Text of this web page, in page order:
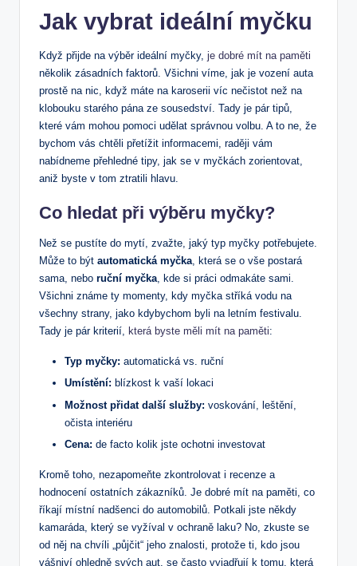
Jak vybrat ideální myčku
Když přijde na výběr ideální myčky, je dobré mít na paměti
několik zásadních faktorů. Všichni víme, jak je vození auta
prostě na nic, když máte na karoserii víc nečistot než na
klobouku starého pána ze sousedství. Tady je pár tipů,
které vám mohou pomoci udělat správnou volbu. A to ne, že
bychom vás chtěli přetížit informacemi, raději vám
nabídneme přehledné tipy, jak se v myčkách zorientovat,
aniž byste v tom ztratili hlavu.
Co hledat při výběru myčky?
Než se pustíte do mytí, zvažte, jaký typ myčky potřebujete.
Může to být automatická myčka, která se o vše postará
sama, nebo ruční myčka, kde si práci odmakáte sami.
Všichni známe ty momenty, kdy myčka stříká vodu na
všechny strany, jako kdybychom byli na letním festivalu.
Tady je pár kriterií, která byste měli mít na paměti:
Typ myčky: automatická vs. ruční
Umístění: blízkost k vaší lokaci
Možnost přidat další služby: voskování, leštění,
očista interiéru
Cena: de facto kolik jste ochotni investovat
Kromě toho, nezapomeňte zkontrolovat i recenze a
hodnocení ostatních zákazníků. Je dobré mít na paměti, co
říkají místní nadšenci do automobilů. Potkali jste někdy
kamaráda, který se vyžíval v ochraně laku? No, zkuste se
od něj na chvíli „půjčit“ jeho znalosti, protože ti, kdo jsou
vášniví ohledně svých aut, se často vyjadřují k tomu, která